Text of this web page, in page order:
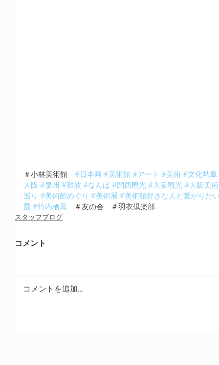
＃小林美術館 #日本画 #美術館 #アート #美術 #文化勲章
大阪 #泉州 #難波 #なんば #関西観光 #大阪観光 #大阪美
巡り #美術館めぐり #美術展 #美術館好きな人と繋がりた
園 #竹内栖鳳 ＃友の会　＃羽衣倶楽部
スタッフブログ
コメント
コメントを追加…